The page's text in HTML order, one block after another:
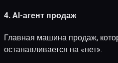
4. AI-агент продаж
Главная машина продаж,
останавливается на «нет».